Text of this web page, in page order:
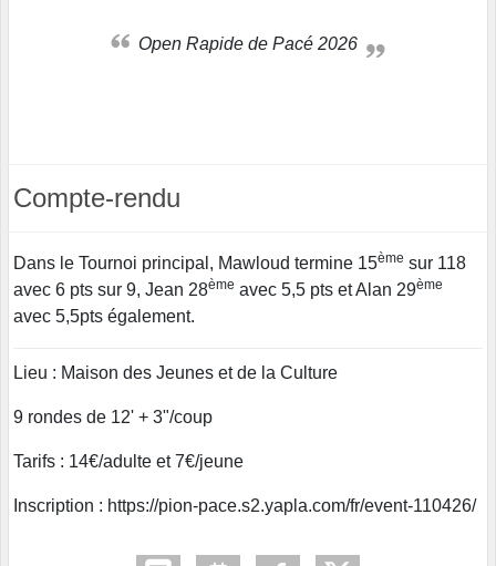
Open Rapide de Pacé 2026
Compte-rendu
Dans le Tournoi principal, Mawloud termine 15ème sur 118
avec 6 pts sur 9, Jean 28ème avec 5,5 pts et Alan 29ème
avec 5,5pts également.
Lieu : Maison des Jeunes et de la Culture
9 rondes de 12' + 3"/coup
Tarifs : 14€/adulte et 7€/jeune
Inscription : https://pion-pace.s2.yapla.com/fr/event-110426/